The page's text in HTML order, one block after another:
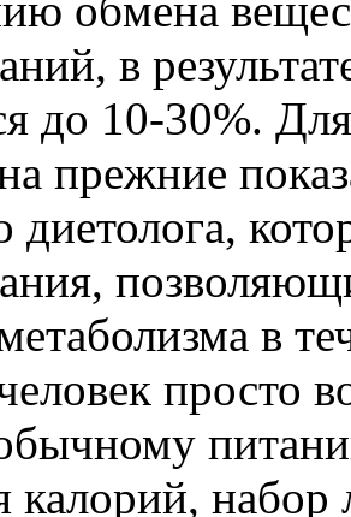
в
до 10-30%.
прежние
диетолога,
в
просто
калорий, набор